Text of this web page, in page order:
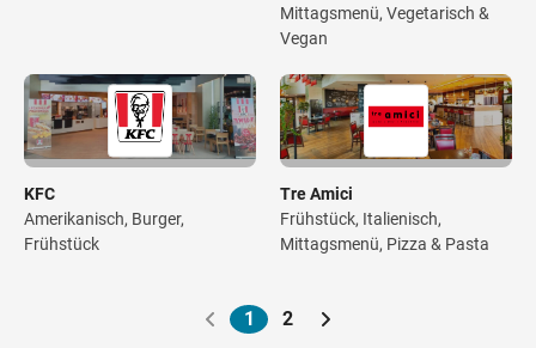
Mittagsmenü, Vegetarisch &
Vegan
KFC
Amerikanisch, Burger,
Frühstück
Tre Amici
Frühstück, Italienisch,
Mittagsmenü, Pizza & Pasta
Paginierung
1 2